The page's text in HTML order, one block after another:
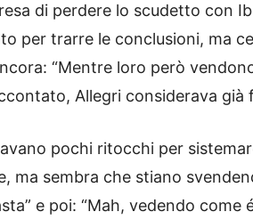
di perdere lo scudetto con
per trarre le conclusioni, ma
“Mentre loro però
Allegri considerava già
pochi ritocchi per
ma sembra che stiano
e poi: “Mah, vedendo come